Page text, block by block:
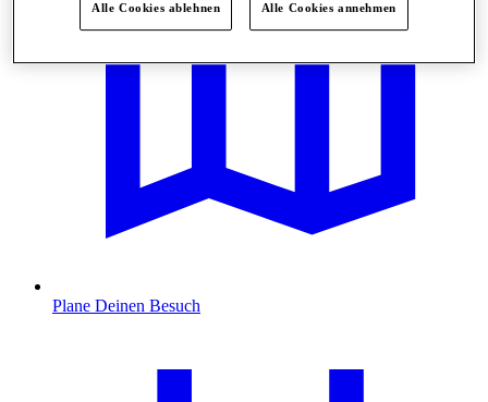
Plane Deinen Besuch
Alle Cookies ablehnen Alle Cookies annehmen